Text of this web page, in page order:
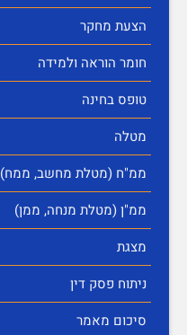
הצעת מחקר
חומר הוראה ולמידה
טופס בחינה
מטלה
ממ"ח (מטלת מחשב, ממח)
ממ"ן (מטלת מנחה, ממן)
מצגת
ניתוח פסק דין
סיכום מאמר